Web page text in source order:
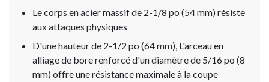
Le corps en acier massif de 2-1/8 po (54 mm) résiste
aux attaques physiques
D'une hauteur de 2-1/2 po (64 mm), L'arceau en
alliage de bore renforcé d'un diamètre de 5/16 po (8
mm) offre une résistance maximale à la coupe